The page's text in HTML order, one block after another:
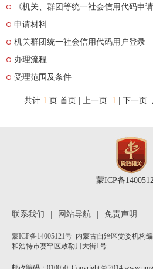
《机关、群团等统一社会信用代码申请
申请材料
机关群团统一社会信用代码用户登录
办理流程
受理范围及条件
共计 1 页 首页| 上一页 1 | 下一页
蒙ICP备
联系我们 | 网站导航 | 免责声明
蒙ICP备14005121号 内蒙古自治区党委机构
和浩特市赛罕区敕勒川大街1号